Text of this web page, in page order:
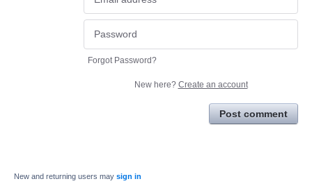
Forgot Password?
New here? Create an account
Post comment
New and returning users may sign in